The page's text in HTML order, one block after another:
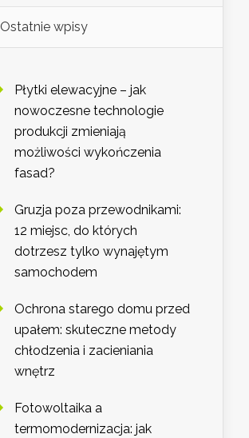
Ostatnie wpisy
Płytki elewacyjne – jak
nowoczesne technologie
produkcji zmieniają
możliwości wykończenia
fasad?
Gruzja poza przewodnikami:
12 miejsc, do których
dotrzesz tylko wynajętym
samochodem
Ochrona starego domu przed
upałem: skuteczne metody
chłodzenia i zacieniania
wnętrz
Fotowoltaika a
termomodernizacja: jak